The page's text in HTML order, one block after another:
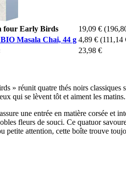
four Early Birds 19,09 €
Masala Chai, 44 g 4,89 € (111,14
23,98 €
» réunit quatre thés noirs classiques
qui se lèvent tôt et aiment les matins.
une entrée en matière corsée et
fleurs de souci. Ce quatuor
petite attention, cette boîte trouve